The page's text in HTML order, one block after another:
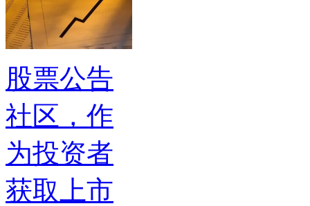
股票公告
社区，作
为投资者
获取上市